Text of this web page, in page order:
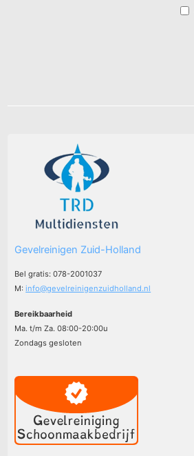
Gevelreinigen Zuid-Holland
Bel gratis: 078-2001037
M:info@gevelreinigenzuidholland.nl
Bereikbaarheid
Ma. t/m Za. 08:00-20:00u
Zondags gesloten